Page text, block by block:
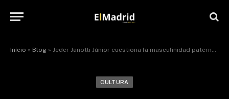
Início » Blog » Jeder Janotti Júnior cuestiona la masculinidad paterna en su nuevo libro » Mãe, o pai não vai chorar?»
CULTURA